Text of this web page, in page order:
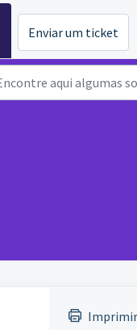
Enviar um ticket
Imprimir